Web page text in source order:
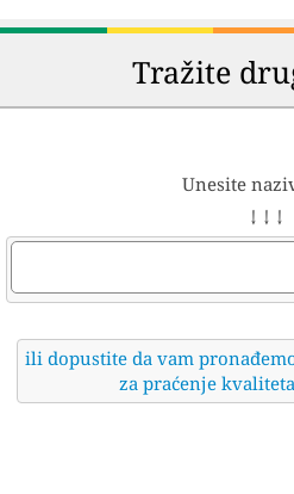
Tražite
Unesite
↓ ↓ ↓
ili dopustite da vam
za praćenje